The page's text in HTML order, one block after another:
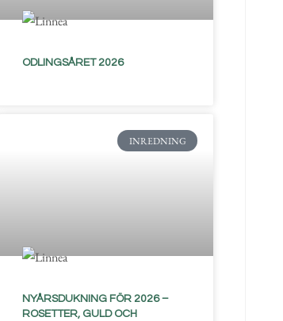
ODLINGSÅRET 2026
INREDNING
NYÅRSDUKNING FÖR 2026 –
ROSETTER, GULD OCH